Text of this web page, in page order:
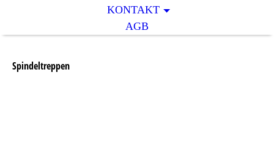
KONTAKT
AGB
Spindeltreppen